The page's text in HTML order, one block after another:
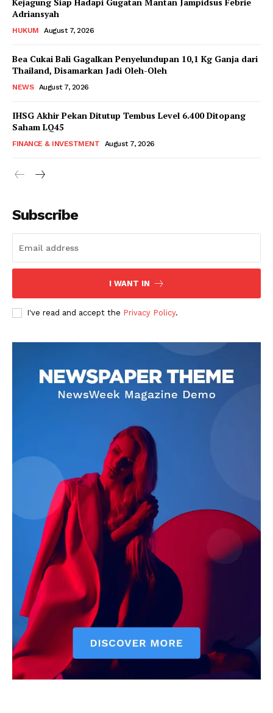
Adriansyah
HUKUM August 7, 2026
Bea Cukai Bali Gagalkan Penyelundupan 10,1 Kg Ganja dari
Thailand, Disamarkan Jadi Oleh-Oleh
NEWS August 7, 2026
IHSG Akhir Pekan Ditutup Tembus Level 6.400 Ditopang
Saham LQ45
FINANCE & INVESTMENT August 7, 2026
Subscribe
I WANT IN
I've read and accept the Privacy Policy.